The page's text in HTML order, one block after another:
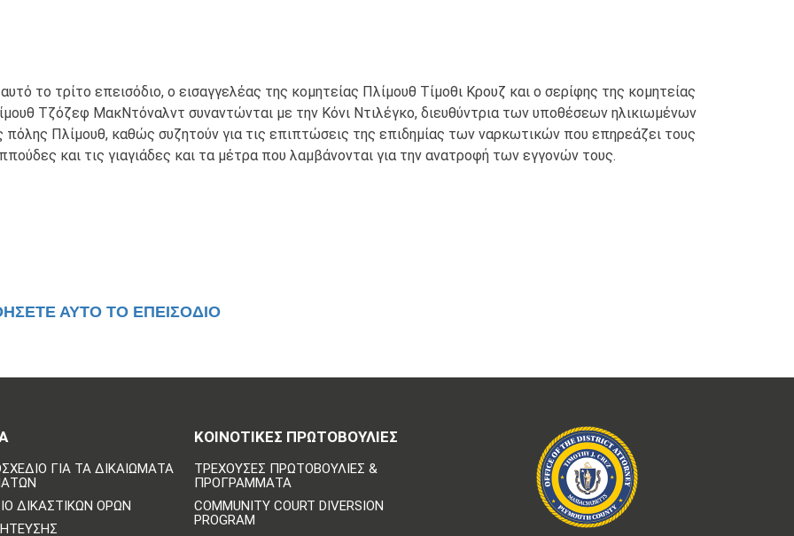
το τρίτο επεισόδιο, ο εισαγγελέας της κομητείας Πλίμουθ Τίμοθι Κρουζ και ο σερίφης της κομητείας
Τζόζεφ ΜακΝτόναλντ συναντώνται με την Κόνι Ντιλέγκο, διευθύντρια των υποθέσεων ηλικιωμένων
πόλης Πλίμουθ, καθώς συζητούν για τις επιπτώσεις της επιδημίας των ναρκωτικών που επηρεάζει τους
και τις γιαγιάδες και τα μέτρα που λαμβάνονται για την ανατροφή των εγγονών τους.
ΑΥΤΌ ΤΟ ΕΠΕΙΣΌΔΙΟ
ΓΙΑ ΤΑ ΔΙΚΑΙΏΜΑΤΑ
ΔΙΚΑΣΤΙΚΏΝ ΌΡΩΝ
ΚΟΙΝΟΤΙΚΈΣ ΠΡΩΤΟΒΟΥΛΊΕΣ
ΤΡΈΧΟΥΣΕΣ ΠΡΩΤΟΒΟΥΛΊΕΣ &
ΠΡΟΓΡΆΜΜΑΤΑ
COMMUNITY COURT DIVERSION
PROGRAM